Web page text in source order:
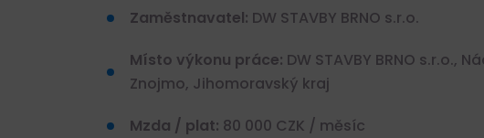
Zaměstnavatel: DW STAVBY BRNO s.r.o.
Místo výkonu práce: DW STAVBY BRNO s.r.o.,
Znojmo, Jihomoravský kraj
Mzda / plat: 80 000 CZK / měsíc